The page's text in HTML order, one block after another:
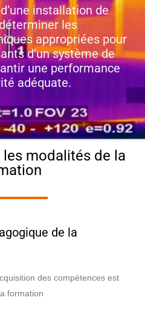
installation de
les
appropriées pour
d’un système de
une performance
adéquate.
modalités de la
de la
des compétences est
formation